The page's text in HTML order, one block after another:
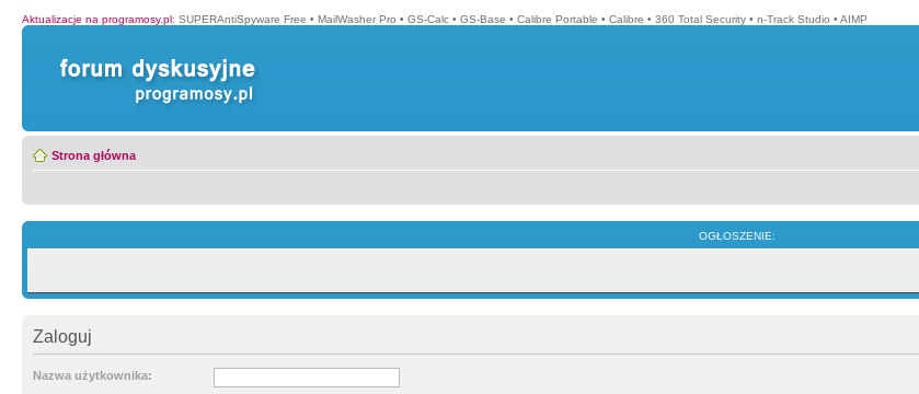
Aktualizacje na programosy.pl: SUPERAntiSpyware Free • MailWasher Pro • GS-Calc • GS-Base • Calibre Portable • Calibre • 360 Total Security • n-Track Studio • AIMP
Strona główna
OGŁOSZENIE:
Zaloguj
Nazwa użytkownika: